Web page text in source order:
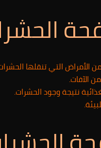
الأمراض التي تنقلها
الآفات.
نتيجة وجود الحشرات.